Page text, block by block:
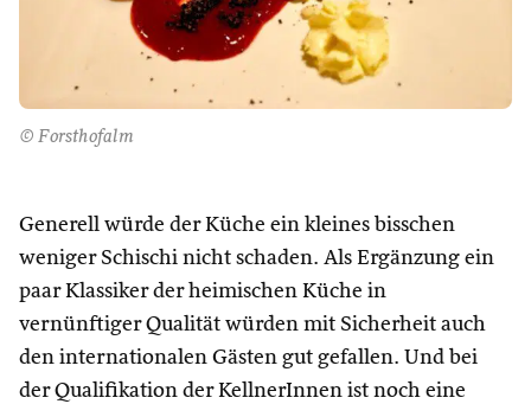
© Forsthofalm
Generell würde der Küche ein kleines bisschen
weniger Schischi nicht schaden. Als Ergänzung ein
paar Klassiker der heimischen Küche in
vernünftiger Qualität würden mit Sicherheit auch
den internationalen Gästen gut gefallen. Und bei
der Qualifikation der KellnerInnen ist noch eine